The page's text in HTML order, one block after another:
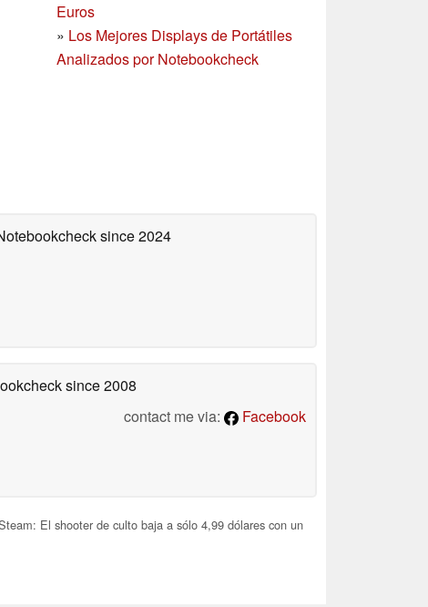
Euros
» Los Mejores Displays de Portátiles
Analizados por Notebookcheck
since 2024
since 2008
contact me via:
Facebook
El shooter de culto baja a sólo 4,99 dólares con un